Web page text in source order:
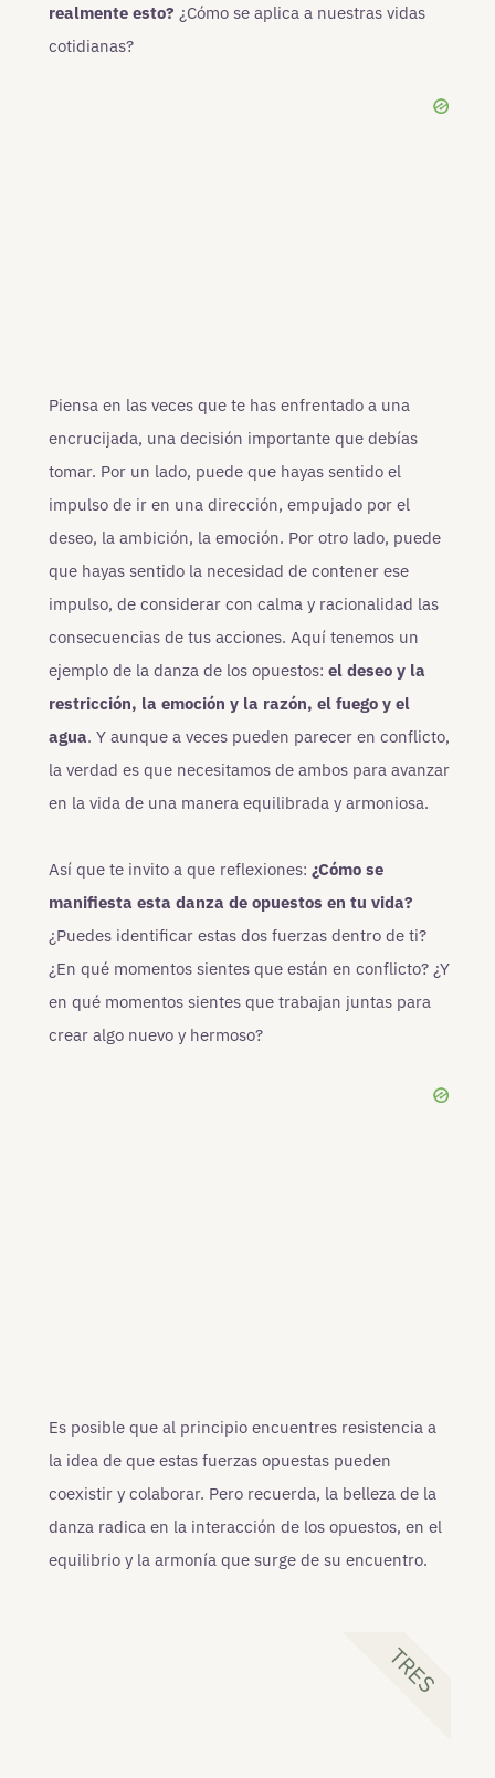
realmente esto? ¿Cómo se aplica a nuestras vidas
cotidianas?
Piensa en las veces que te has enfrentado a una
encrucijada, una decisión importante que debías
tomar. Por un lado, puede que hayas sentido el
impulso de ir en una dirección, empujado por el
deseo, la ambición, la emoción. Por otro lado, puede
que hayas sentido la necesidad de contener ese
impulso, de considerar con calma y racionalidad las
consecuencias de tus acciones. Aquí tenemos un
ejemplo de la danza de los opuestos: el deseo y la
restricción, la emoción y la razón, el fuego y el
agua. Y aunque a veces pueden parecer en conflicto,
la verdad es que necesitamos de ambos para avanzar
en la vida de una manera equilibrada y armoniosa.
Así que te invito a que reflexiones: ¿Cómo se
manifiesta esta danza de opuestos en tu vida?
¿Puedes identificar estas dos fuerzas dentro de ti?
¿En qué momentos sientes que están en conflicto? ¿Y
en qué momentos sientes que trabajan juntas para
crear algo nuevo y hermoso?
Es posible que al principio encuentres resistencia a
la idea de que estas fuerzas opuestas pueden
coexistir y colaborar. Pero recuerda, la belleza de la
danza radica en la interacción de los opuestos, en el
equilibrio y la armonía que surge de su encuentro.
TRES